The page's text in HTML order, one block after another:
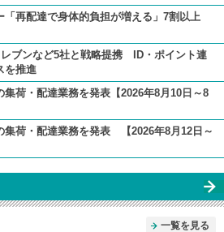
「再配達で身体的負担が増える」7割以上
ブンなど5社と戦略提携 ID・ポイント連
を推進
荷・配達業務を発表【2026年8月10日～8
集荷・配達業務を発表 【2026年8月12日～
一覧を見る